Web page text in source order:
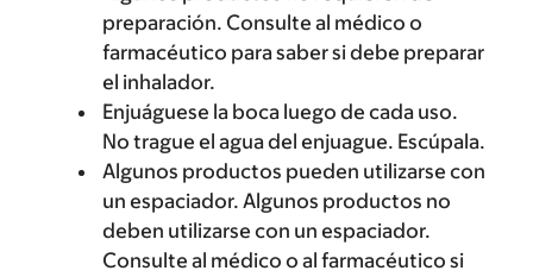
preparación. Consulte al médico o
farmacéutico para saber si debe preparar
el inhalador.
Enjuáguese la boca luego de cada uso.
No trague el agua del enjuague. Escúpala.
Algunos productos pueden utilizarse con
un espaciador. Algunos productos no
deben utilizarse con un espaciador.
Consulte al médico o al farmacéutico si